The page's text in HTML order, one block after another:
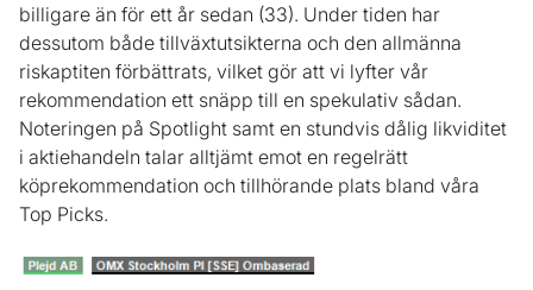
billigare än för ett år sedan (33). Under tiden har
dessutom både tillväxtutsikterna och den allmänna
riskaptiten förbättrats, vilket gör att vi lyfter vår
rekommendation ett snäpp till en spekulativ sådan.
Noteringen på Spotlight samt en stundvis dålig likviditet
i aktiehandeln talar alltjämt emot en regelrätt
köprekommendation och tillhörande plats bland våra
Top Picks.